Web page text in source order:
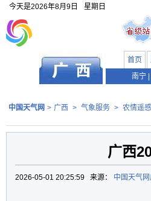
今天是2026年8月9日 星期日
首页
南宁
中国天气网 > 广西 > 气象服务 > 农情遥
广西
2026-05-01 20:25:59 来源： 中国天气